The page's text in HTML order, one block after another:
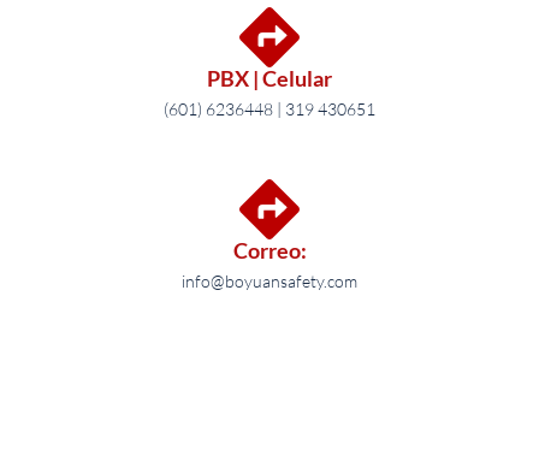
PBX | Celular
(601) 6236448 | 319 430651
Correo:
info@boyuansafety.com